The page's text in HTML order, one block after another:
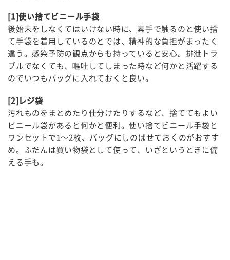
[1]使い捨てビニール手袋
後始末をしなくてはいけない時に、素手で触るのと使い捨
て手袋を着用しているのとでは、精神的な負担がまったく
違う。感染予防の観点からも持っていると安心。排泄トラ
ブルでなくても、嘔吐してしまった時など何かと活躍する
のでいつもバッグに入れておくと良い。
[2]レジ袋
汚れものをまとめたり仕分けたりするなど、捨ててもよい
ビニール袋があると何かと便利。使い捨てビニール手袋と
ワンセットで1～2枚、バッグにしのばせておくのがおすす
め。ふだんは買い物袋として使って、いざというときに備
える手も。